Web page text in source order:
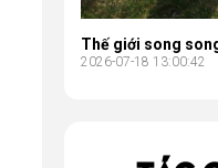
Thế giới song
2026-07-18 13:00:42